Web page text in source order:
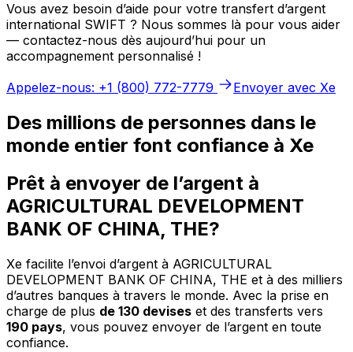
Vous avez besoin d’aide pour votre transfert d’argent
international SWIFT ? Nous sommes là pour vous aider
— contactez-nous dès aujourd’hui pour un
accompagnement personnalisé !
Appelez-nous: +1 (800) 772-7779
Envoyer avec Xe
Des millions de personnes dans le
monde entier font confiance à Xe
Prêt à envoyer de l’argent à
AGRICULTURAL DEVELOPMENT
BANK OF CHINA, THE?
Xe facilite l’envoi d’argent à AGRICULTURAL
DEVELOPMENT BANK OF CHINA, THE et à des milliers
d’autres banques à travers le monde. Avec la prise en
charge de plus de 130 devises et des transferts vers
190 pays, vous pouvez envoyer de l’argent en toute
confiance.